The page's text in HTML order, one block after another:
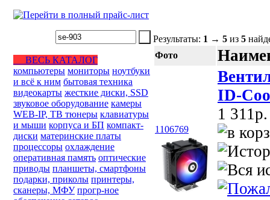
ВЕСЬ КАТАЛОГ
компьютеры мониторы ноутбуки
и всё к ним бытовая техника
видеокарты жесткие диски, SSD
звуковое оборудование камеры
WEB-IP, ТВ тюнеры клавиатуры
и мыши корпуса и БП компакт-
диски материнские платы
процессоры охлаждение
оперативная память оптические
приводы планшеты, смартфоны
подарки, приколы принтеры,
сканеры, МФУ прогр-ное
Результаты: 1 → 5 из 5
Фото
1106769
ID-
1 311p.